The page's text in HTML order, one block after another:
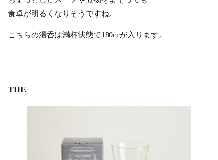
食卓が明るくなりそうですね。
こちらの湯呑は満杯状態で180ccが入ります。
THE